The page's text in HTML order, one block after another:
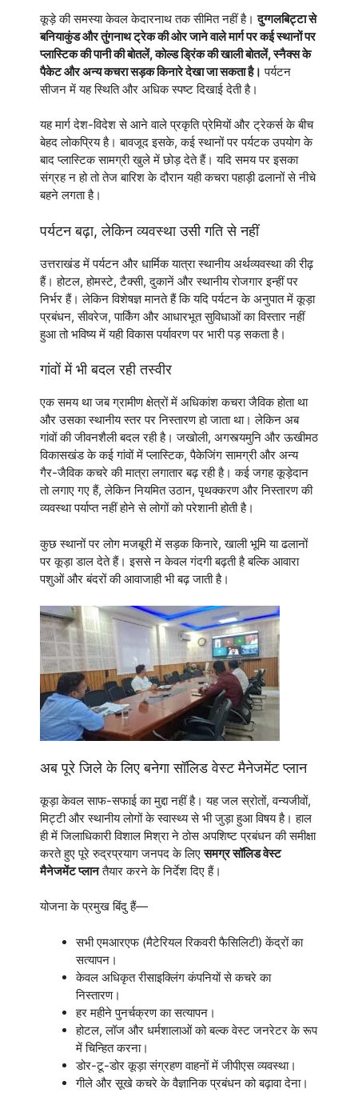
कूड़े की समस्या केवल केदारनाथ तक सीमित नहीं है।दुग्गलबिट्टा से
बनियाकुंड और तुंगनाथ ट्रेक की ओर जाने वाले मार्ग पर कई स्थानों पर
प्लास्टिक की पानी की बोतलें, कोल्ड ड्रिंक की खाली बोतलें, स्नैक्स के
पैकेट और अन्य कचरा सड़क किनारे देखा जा सकता है। पर्यटन
सीजन में यह स्थिति और अधिक स्पष्ट दिखाई देती है।
यह मार्ग देश-विदेश से आने वाले प्रकृति प्रेमियों और ट्रेकर्स के बीच
बेहद लोकप्रिय है। बावजूद इसके, कई स्थानों पर पर्यटक उपयोग के
बाद प्लास्टिक सामग्री खुले में छोड़ देते हैं। यदि समय पर इसका
संग्रह न हो तो तेज बारिश के दौरान यही कचरा पहाड़ी ढलानों से नीचे
बहने लगता है।
पर्यटन बढ़ा, लेकिन व्यवस्था उसी गति से नहीं
उत्तराखंड में पर्यटन और धार्मिक यात्रा स्थानीय अर्थव्यवस्था की रीढ़
हैं। होटल, होमस्टे, टैक्सी, दुकानें और स्थानीय रोजगार इन्हीं पर
निर्भर हैं। लेकिन विशेषज्ञ मानते हैं कि यदि पर्यटन के अनुपात में कूड़ा
प्रबंधन, सीवरेज, पार्किंग और आधारभूत सुविधाओं का विस्तार नहीं
हुआ तो भविष्य में यही विकास पर्यावरण पर भारी पड़ सकता है।
गांवों में भी बदल रही तस्वीर
एक समय था जब ग्रामीण क्षेत्रों में अधिकांश कचरा जैविक होता था
और उसका स्थानीय स्तर पर निस्तारण हो जाता था। लेकिन अब
गांवों की जीवनशैली बदल रही है। जखोली, अगस्त्यमुनि और ऊखीमठ
विकासखंड के कई गांवों में प्लास्टिक, पैकेजिंग सामग्री और अन्य
गैर-जैविक कचरे की मात्रा लगातार बढ़ रही है। कई जगह कूड़ेदान
तो लगाए गए हैं, लेकिन नियमित उठान, पृथक्करण और निस्तारण की
व्यवस्था पर्याप्त नहीं होने से लोगों को परेशानी होती है।
कुछ स्थानों पर लोग मजबूरी में सड़क किनारे, खाली भूमि या ढलानों
पर कूड़ा डाल देते हैं। इससे न केवल गंदगी बढ़ती है बल्कि आवारा
पशुओं और बंदरों की आवाजाही भी बढ़ जाती है।
अब पूरे जिले के लिए बनेगा सॉलिड वेस्ट मैनेजमेंट प्लान
कूड़ा केवल साफ-सफाई का मुद्दा नहीं है। यह जल स्रोतों, वन्यजीवों,
मिट्टी और स्थानीय लोगों के स्वास्थ्य से भी जुड़ा हुआ विषय है। हाल
ही में जिलाधिकारी विशाल मिश्रा ने ठोस अपशिष्ट प्रबंधन की समीक्षा
करते हुए पूरे रुद्रप्रयाग जनपद के लिएसमग्र सॉलिड वेस्ट
मैनेजमेंट प्लानतैयार करने के निर्देश दिए हैं।
योजना के प्रमुख बिंदु हैं—
सभी एमआरएफ (मैटेरियल रिकवरी फैसिलिटी) केंद्रों का
सत्यापन।
केवल अधिकृत रीसाइक्लिंग कंपनियों से कचरे का
निस्तारण।
हर महीने पुनर्चक्रण का सत्यापन।
होटल, लॉज और धर्मशालाओं को बल्क वेस्ट जनरेटर के रूप
में चिन्हित करना।
डोर-टू-डोर कूड़ा संग्रहण वाहनों में जीपीएस व्यवस्था।
गीले और सूखे कचरे के वैज्ञानिक प्रबंधन को बढ़ावा देना।